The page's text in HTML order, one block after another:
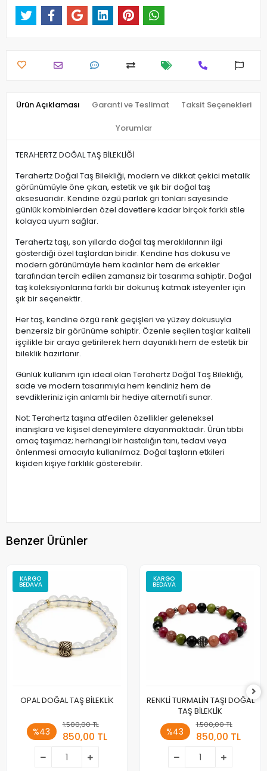
Ürün Açıklaması Garanti ve Teslimat Taksit Seçenekleri
Yorumlar
TERAHERTZ DOĞAL TAŞ BİLEKLİĞİ
Terahertz Doğal Taş Bilekliği, modern ve dikkat çekici metalik
görünümüyle öne çıkan, estetik ve şık bir doğal taş
aksesuarıdır. Kendine özgü parlak gri tonları sayesinde
günlük kombinlerden özel davetlere kadar birçok farklı stile
kolayca uyum sağlar.
Terahertz taşı, son yıllarda doğal taş meraklılarının ilgi
gösterdiği özel taşlardan biridir. Kendine has dokusu ve
modern görünümüyle hem kadınlar hem de erkekler
tarafından tercih edilen zamansız bir tasarıma sahiptir. Doğal
taş koleksiyonlarına farklı bir dokunuş katmak isteyenler için
şık bir seçenektir.
Her taş, kendine özgü renk geçişleri ve yüzey dokusuyla
benzersiz bir görünüme sahiptir. Özenle seçilen taşlar kaliteli
işçilikle bir araya getirilerek hem dayanıklı hem de estetik bir
bileklik hazırlanır.
Günlük kullanım için ideal olan Terahertz Doğal Taş Bilekliği,
sade ve modern tasarımıyla hem kendiniz hem de
sevdikleriniz için anlamlı bir hediye alternatifi sunar.
Not: Terahertz taşına atfedilen özellikler geleneksel
inanışlara ve kişisel deneyimlere dayanmaktadır. Ürün tıbbi
amaç taşımaz; herhangi bir hastalığın tanı, tedavi veya
önlenmesi amacıyla kullanılmaz. Doğal taşların etkileri
kişiden kişiye farklılık gösterebilir.
Benzer Ürünler
KARGO
BEDAVA
OPAL DOĞAL TAŞ BİLEKLİK
%43
1.500,00 TL
850,00 TL
KARGO
BEDAVA
RENKLİ TURMALİN TAŞI DOĞAL
TAŞ BİLEKLİK
%43
1.500,00 TL
850,00 TL